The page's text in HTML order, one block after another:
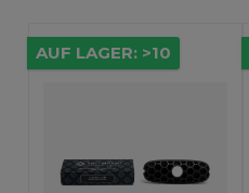
AUF LAGER: >10